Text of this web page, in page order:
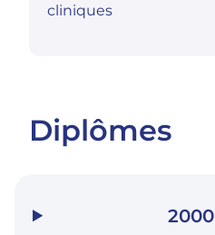
cliniques
Diplômes
2000